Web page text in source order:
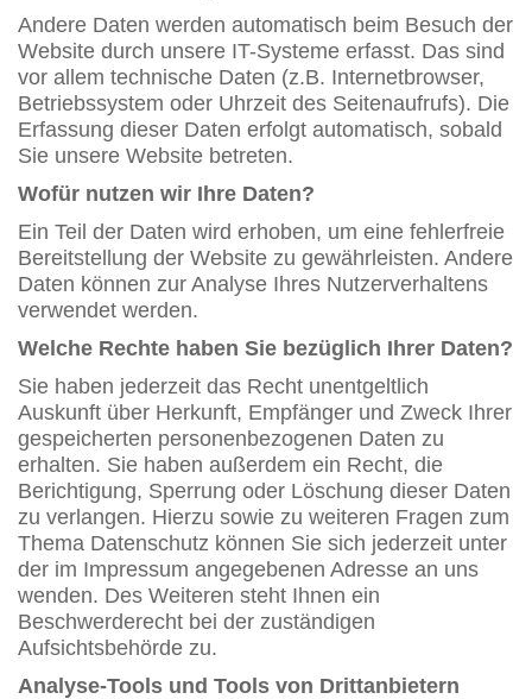
Andere Daten werden automatisch beim Besuch der
Website durch unsere IT-Systeme erfasst. Das sind
vor allem technische Daten (z.B. Internetbrowser,
Betriebssystem oder Uhrzeit des Seitenaufrufs). Die
Erfassung dieser Daten erfolgt automatisch, sobald
Sie unsere Website betreten.
Wofür nutzen wir Ihre Daten?
Ein Teil der Daten wird erhoben, um eine fehlerfreie
Bereitstellung der Website zu gewährleisten. Andere
Daten können zur Analyse Ihres Nutzerverhaltens
verwendet werden.
Welche Rechte haben Sie bezüglich Ihrer Daten?
Sie haben jederzeit das Recht unentgeltlich
Auskunft über Herkunft, Empfänger und Zweck Ihrer
gespeicherten personenbezogenen Daten zu
erhalten. Sie haben außerdem ein Recht, die
Berichtigung, Sperrung oder Löschung dieser Daten
zu verlangen. Hierzu sowie zu weiteren Fragen zum
Thema Datenschutz können Sie sich jederzeit unter
der im Impressum angegebenen Adresse an uns
wenden. Des Weiteren steht Ihnen ein
Beschwerderecht bei der zuständigen
Aufsichtsbehörde zu.
Analyse-Tools und Tools von Drittanbietern